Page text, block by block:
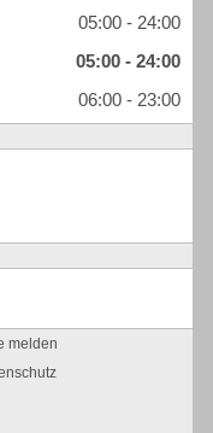
05:00 - 24:00
05:00 - 24:00
06:00 - 23:00
melden